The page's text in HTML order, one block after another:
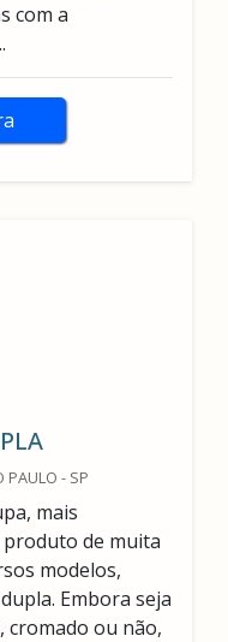
com a
PAULO - SP
mais
de muita
modelos,
Embora seja
cromado ou não,